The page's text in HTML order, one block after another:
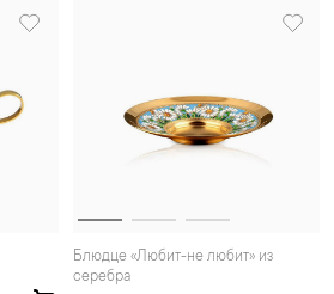
Блюдце «Любит-не любит» из
серебра